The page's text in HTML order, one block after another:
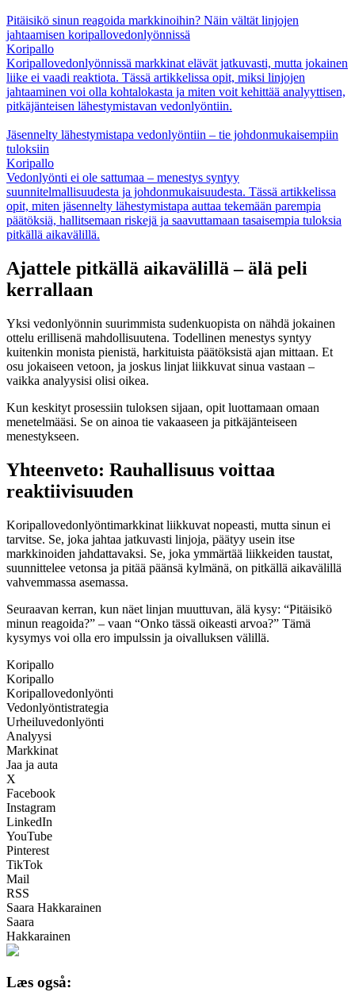
Pitäisikö sinun reagoida markkinoihin? Näin vältät linjojen
jahtaamisen koripallovedonlyönnissä
Koripallo
Koripallovedonlyönnissä markkinat elävät jatkuvasti, mutta jokainen
liike ei vaadi reaktiota. Tässä artikkelissa opit, miksi linjojen
jahtaaminen voi olla kohtalokasta ja miten voit kehittää analyyttisen,
pitkäjänteisen lähestymistavan vedonlyöntiin.
Jäsennelty lähestymistapa vedonlyöntiin – tie johdonmukaisempiin
tuloksiin
Koripallo
Vedonlyönti ei ole sattumaa – menestys syntyy
suunnitelmallisuudesta ja johdonmukaisuudesta. Tässä artikkelissa
opit, miten jäsennelty lähestymistapa auttaa tekemään parempia
päätöksiä, hallitsemaan riskejä ja saavuttamaan tasaisempia tuloksia
pitkällä aikavälillä.
Ajattele pitkällä aikavälillä – älä peli
kerrallaan
Yksi vedonlyönnin suurimmista sudenkuopista on nähdä jokainen
ottelu erillisenä mahdollisuutena. Todellinen menestys syntyy
kuitenkin monista pienistä, harkituista päätöksistä ajan mittaan. Et
osu jokaiseen vetoon, ja joskus linjat liikkuvat sinua vastaan –
vaikka analyysisi olisi oikea.
Kun keskityt prosessiin tuloksen sijaan, opit luottamaan omaan
menetelmääsi. Se on ainoa tie vakaaseen ja pitkäjänteiseen
menestykseen.
Yhteenveto: Rauhallisuus voittaa
reaktiivisuuden
Koripallovedonlyöntimarkkinat liikkuvat nopeasti, mutta sinun ei
tarvitse. Se, joka jahtaa jatkuvasti linjoja, päätyy usein itse
markkinoiden jahdattavaksi. Se, joka ymmärtää liikkeiden taustat,
suunnittelee vetonsa ja pitää päänsä kylmänä, on pitkällä aikavälillä
vahvemmassa asemassa.
Seuraavan kerran, kun näet linjan muuttuvan, älä kysy: “Pitäisikö
minun reagoida?” – vaan “Onko tässä oikeasti arvoa?” Tämä
kysymys voi olla ero impulssin ja oivalluksen välillä.
Koripallo
Koripallo
Koripallovedonlyönti
Vedonlyöntistrategia
Urheiluvedonlyönti
Analyysi
Markkinat
Jaa ja auta
X
Facebook
Instagram
LinkedIn
YouTube
Pinterest
TikTok
Mail
RSS
Saara Hakkarainen
Saara
Hakkarainen
Læs også: